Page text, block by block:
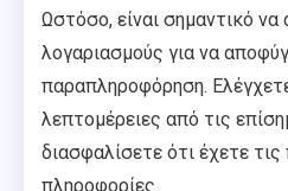
Ωστόσο, είναι σημαντικό να
λογαριασμούς για να
παραπληροφόρηση.
λεπτομέρειες από τις
διασφαλίσετε ότι έχετε τις
πληροφορίες.